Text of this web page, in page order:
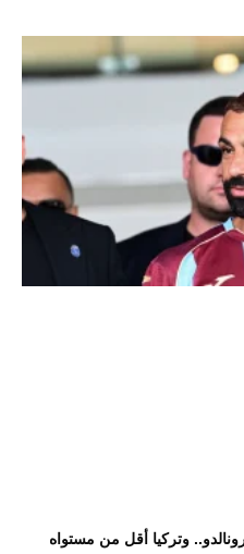
وتركيا أقل من مستواه